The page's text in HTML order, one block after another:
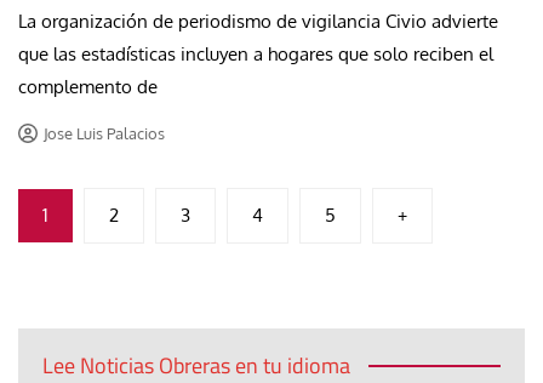
La organización de periodismo de vigilancia Civio advierte
que las estadísticas incluyen a hogares que solo reciben el
complemento de
Jose Luis Palacios
Paginación
de
1 2 3 4 5 +
Lee Noticias Obreras en tu idioma